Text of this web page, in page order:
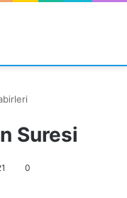
Suresi
0